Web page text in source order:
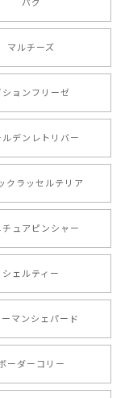
し不安になり
本当に可愛
しましたが… 可
【 自然に囲まれた ポメラニアン 】マグカップ 犬 ペット うちの子 犬グッズ ギフト プレゼント 母の日
たので、注文し
マルチーズ
ションフリーゼ
ルデンレトリバー
クラッセルテリア
チュアピンシャー
シェルティー
ーマンシェパード
ーダーコリー